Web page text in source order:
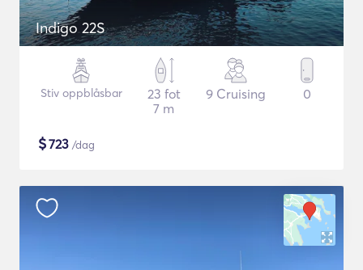
Indigo 22S
Stiv oppblåsbar
23 fot
7 m
9 Cruising 0
$723 /dag